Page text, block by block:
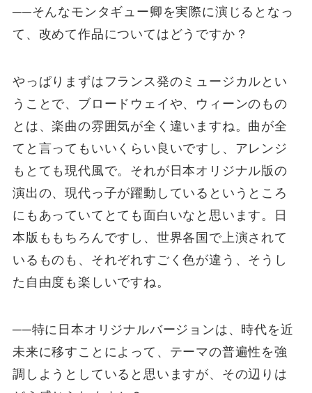
──そんなモンタギュー卿を実際に演じるとなっ
て、改めて作品についてはどうですか？
やっぱりまずはフランス発のミュージカルとい
うことで、ブロードウェイや、ウィーンのもの
とは、楽曲の雰囲気が全く違いますね。曲が全
てと言ってもいいくらい良いですし、アレンジ
もとても現代風で。それが日本オリジナル版の
演出の、現代っ子が躍動しているというところ
にもあっていてとても面白いなと思います。日
本版ももちろんですし、世界各国で上演されて
いるものも、それぞれすごく色が違う、そうし
た自由度も楽しいですね。
──特に日本オリジナルバージョンは、時代を近
未来に移すことによって、テーマの普遍性を強
調しようとしていると思いますが、その辺りは